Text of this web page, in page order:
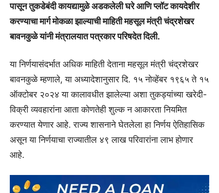
पासून तुकडेबंदी कायद्यामुळे अडकलेली घरे आणि प्लॉट कायदेशीर
करण्याचा मार्ग मोकळा झाल्याची माहिती महसूल मंत्री चंद्रशेखर
बावनकुळे यांनी मंत्रालयात पत्रकार परिषदेत दिली.
या निर्णयासंदर्भात अधिक माहिती देताना महसूल मंत्री चंद्रशेखर
बावनकुळे म्हणाले, या अध्यादेशानुसार दि. १५ नोव्हेंबर १९६५ ते १५
ऑक्टोबर २०२४ या कालावधीत झालेल्या अशा तुकड्यांच्या खरेदी-
विक्री व्यवहारांना आता कोणतेही शुल्क न आकारता नियमित
करण्यात येणार आहे. राज्य शासनाने घेतलेला हा निर्णय ऐतिहासिक
असून या निर्णयाचा राज्यातील ४९ लाख परिवारांना लाभ होणार
आहे.